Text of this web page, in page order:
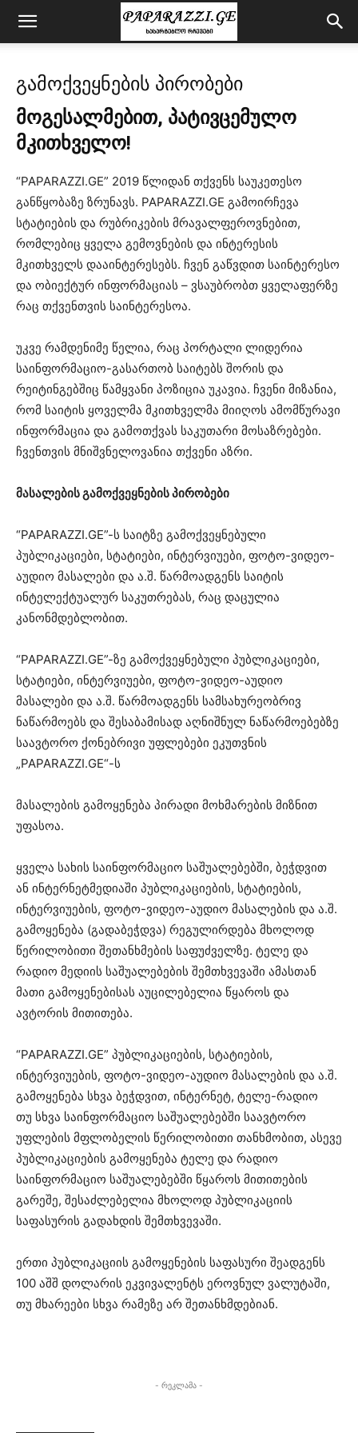
გამოქვეყნების პირობები
მოგესალმებით, პატივცემულო
მკითხველო!
“PAPARAZZI.GE” 2019 წლიდან თქვენს საუკეთესო
განწყობაზე ზრუნავს. PAPARAZZI.GE გამოირჩევა
სტატიების და რუბრიკების მრავალფეროვნებით,
რომლებიც ყველა გემოვნების და ინტერესის
მკითხველს დააინტერესებს. ჩვენ გაწვდით საინტერესო
და ობიექტურ ინფორმაციას – ვსაუბრობთ ყველაფერზე
რაც თქვენთვის საინტერესოა.
უკვე რამდენიმე წელია, რაც პორტალი ლიდერია
საინფორმაციო-გასართობ საიტებს შორის და
რეიტინგებშიც წამყვანი პოზიცია უკავია. ჩვენი მიზანია,
რომ საიტის ყოველმა მკითხველმა მიიღოს ამომწურავი
ინფორმაცია და გამოთქვას საკუთარი მოსაზრებები.
ჩვენთვის მნიშვნელოვანია თქვენი აზრი.
მასალების გამოქვეყნების პირობები
“PAPARAZZI.GE”-ს საიტზე გამოქვეყნებული
პუბლიკაციები, სტატიები, ინტერვიუები, ფოტო-ვიდეო-
აუდიო მასალები და ა.შ. წარმოადგენს საიტის
ინტელექტუალურ საკუთრებას, რაც დაცულია
კანონმდებლობით.
“PAPARAZZI.GE”-ზე გამოქვეყნებული პუბლიკაციები,
სტატიები, ინტერვიუები, ფოტო-ვიდეო-აუდიო
მასალები და ა.შ. წარმოადგენს სამსახურეობრივ
ნაწარმოებს და შესაბამისად აღნიშნულ ნაწარმოებებზე
საავტორო ქონებრივი უფლებები ეკუთვნის
„PAPARAZZI.GE“-ს
მასალების გამოყენება პირადი მოხმარების მიზნით
უფასოა.
ყველა სახის საინფორმაციო საშუალებებში, ბეჭდვით
ან ინტერნეტმედიაში პუბლიკაციების, სტატიების,
ინტერვიუების, ფოტო-ვიდეო-აუდიო მასალების და ა.შ.
გამოყენება (გადაბეჭდვა) რეგულირდება მხოლოდ
წერილობითი შეთანხმების საფუძველზე. ტელე და
რადიო მედიის საშუალებების შემთხვევაში ამასთან
მათი გამოყენებისას აუცილებელია წყაროს და
ავტორის მითითება.
“PAPARAZZI.GE” პუბლიკაციების, სტატიების,
ინტერვიუების, ფოტო-ვიდეო-აუდიო მასალების და ა.შ.
გამოყენება სხვა ბეჭდვით, ინტერნეტ, ტელე-რადიო
თუ სხვა საინფორმაციო საშუალებებში საავტორო
უფლების მფლობელის წერილობითი თანხმობით, ასევე
პუბლიკაციების გამოყენება ტელე და რადიო
საინფორმაციო საშუალებებში წყაროს მითითების
გარეშე, შესაძლებელია მხოლოდ პუბლიკაციის
საფასურის გადახდის შემთხვევაში.
ერთი პუბლიკაციის გამოყენების საფასური შეადგენს
100 აშშ დოლარის ეკვივალენტს ეროვნულ ვალუტაში,
თუ მხარეები სხვა რამეზე არ შეთანხმდებიან.
- რეკლამა -